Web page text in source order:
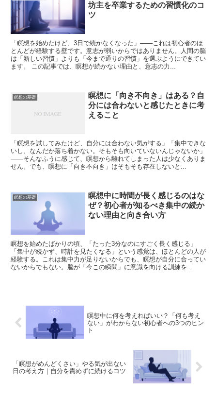
坊主を卒業するための習慣化のコ
ツ
「瞑想を始めたけど、3日で続かなくなった」——これは初心者のほ
とんどが経験する壁です。意志が弱いからではありません。人間の脳
は「新しい習慣」よりも「今まで通りの習慣」を選ぶようにできてい
ます。 この記事では、瞑想が続かない理由と、意志の力...
瞑想の基礎
瞑想に「向き不向き」はある？自
分には合わないと感じたときに考
えること
「瞑想を試してみたけど、自分には合わない気がする」「集中できな
いし、なんだか落ち着かない。そもそも向いていないんじゃないか」
——そんなふうに感じて、瞑想から離れてしまった人は少なくありま
せん。でも、瞑想に「向き不向き」はそもそも存在しないと...
瞑想の基礎
瞑想中に時間が長く感じるのはな
ぜ？初心者が知るべき集中の続か
ない理由と向き合い方
瞑想を始めたばかりの頃、「たった3分なのにすごく長く感じる」
「集中が続かず、時計を見たくなる」という感覚は、ほとんどの人が
経験する。これは集中力が足りないからでも、瞑想が自分に合ってい
ないからでもない。脳が「今この瞬間」に意識を向ける訓練を...
瞑想中に何を考えればいい？「何も考え
ない」がわからない初心者への3つのヒン
ト
「瞑想がめんどくさい」やる気が出ない
日の考え方｜自分を責めずに続けるコツ